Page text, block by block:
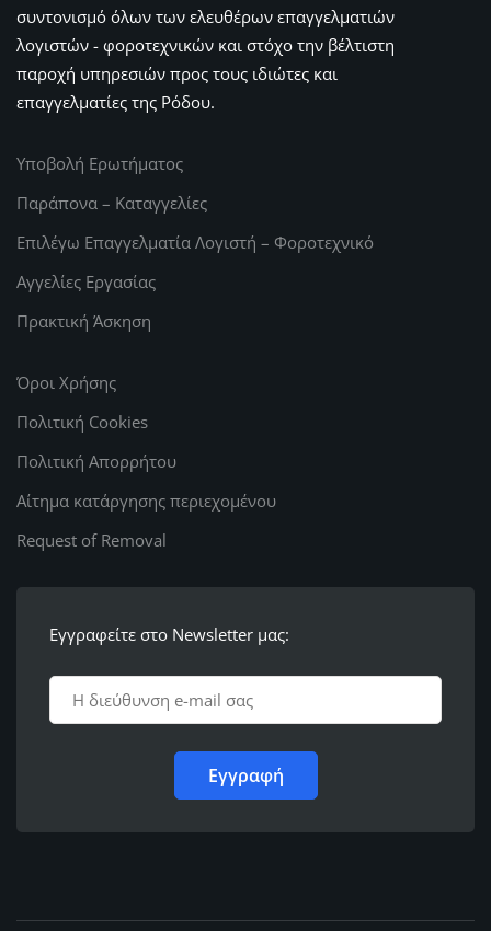
συντονισμό όλων των ελευθέρων επαγγελματιών
λογιστών - φοροτεχνικών και στόχο την βέλτιστη
παροχή υπηρεσιών προς τους ιδιώτες και
επαγγελματίες της Ρόδου.
Υποβολή Ερωτήματος
Παράπονα – Καταγγελίες
Επιλέγω Επαγγελματία Λογιστή – Φοροτεχνικό
Αγγελίες Εργασίας
Πρακτική Άσκηση
Όροι Χρήσης
Πολιτική Cookies
Πολιτική Απορρήτου
Αίτημα κατάργησης περιεχομένου
Request of Removal
Εγγραφείτε στο Newsletter μας: